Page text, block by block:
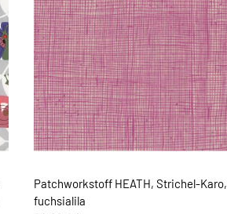
Patchworkstoff HEATH, Strichel-Karo,
fuchsialila